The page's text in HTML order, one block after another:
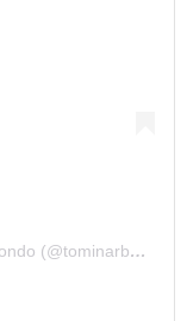
Una publicación compartida de Toмi Narвondo (@tominarbondo)